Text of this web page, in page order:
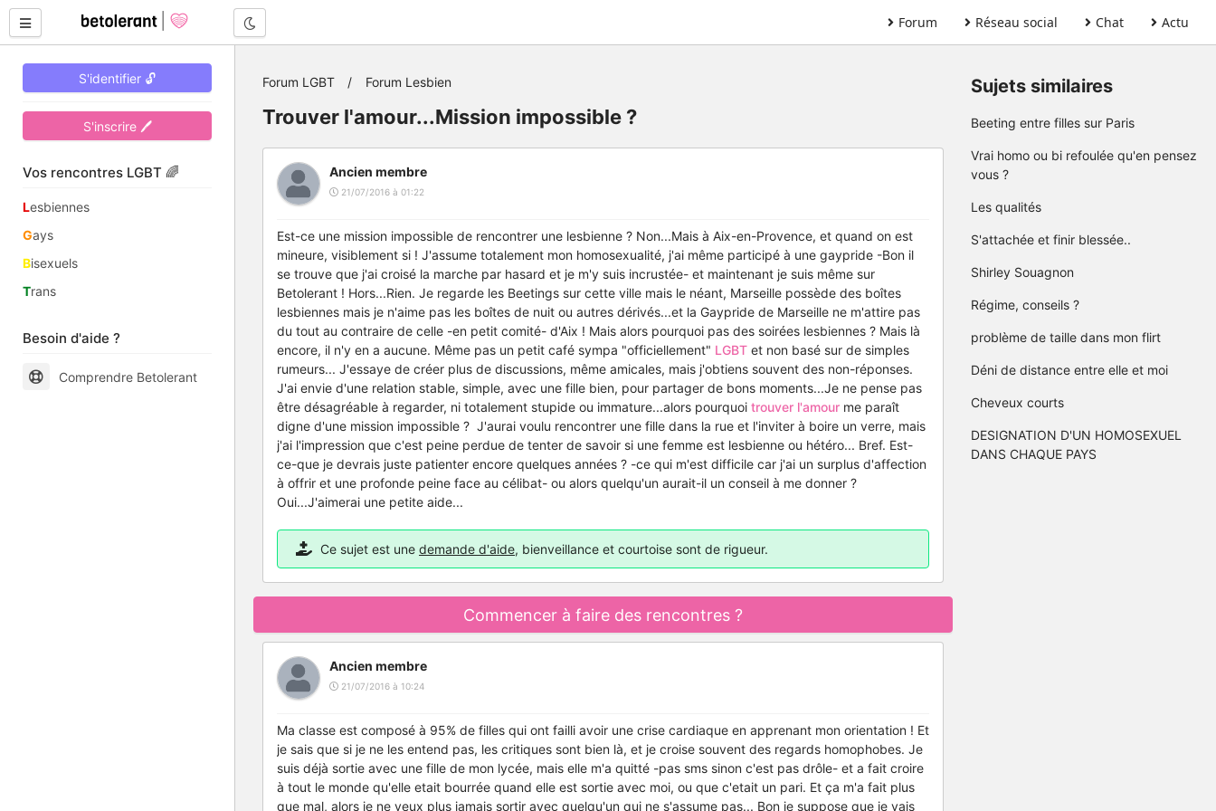
Forum Réseau social Chat Actu
S'identifier 🔓
S'inscrire 🖊
Vos rencontres LGBT 🌈
Lesbiennes
Gays
Bisexuels
Trans
Besoin d'aide ?
Comprendre Betolerant
Forum LGBT Forum Lesbien
Trouver l'amour...Mission impossible ?
Ancien membre
21/07/2016 à 01:22
Est-ce une mission impossible de rencontrer une lesbienne ? Non...Mais à Aix-en-Provence, et quand on est
mineure, visiblement si ! J'assume totalement mon homosexualité, j'ai même participé à une gaypride -Bon il
se trouve que j'ai croisé la marche par hasard et je m'y suis incrustée- et maintenant je suis même sur
Betolerant ! Hors...Rien. Je regarde les Beetings sur cette ville mais le néant, Marseille possède des boîtes
lesbiennes mais je n'aime pas les boîtes de nuit ou autres dérivés...et la Gaypride de Marseille ne m'attire pas
du tout au contraire de celle -en petit comité- d'Aix ! Mais alors pourquoi pas des soirées lesbiennes ? Mais là
encore, il n'y en a aucune. Même pas un petit café sympa "officiellement" LGBT et non basé sur de simples
rumeurs... J'essaye de créer plus de discussions, même amicales, mais j'obtiens souvent des non-réponses.
J'ai envie d'une relation stable, simple, avec une fille bien, pour partager de bons moments...Je ne pense pas
être désagréable à regarder, ni totalement stupide ou immature...alors pourquoi trouver l'amour me paraît
digne d'une mission impossible ? J'aurai voulu rencontrer une fille dans la rue et l'inviter à boire un verre, mais
j'ai l'impression que c'est peine perdue de tenter de savoir si une femme est lesbienne ou hétéro... Bref. Est-
ce-que je devrais juste patienter encore quelques années ? -ce qui m'est difficile car j'ai un surplus d'affection
à offrir et une profonde peine face au célibat- ou alors quelqu'un aurait-il un conseil à me donner ?
Oui...J'aimerai une petite aide...
Ce sujet est une demande d'aide, bienveillance et courtoise sont de rigueur.
Commencer à faire des rencontres ?
Ancien membre
21/07/2016 à 10:24
Ma classe est composé à 95% de filles qui ont failli avoir une crise cardiaque en apprenant mon orientation ! Et
je sais que si je ne les entend pas, les critiques sont bien là, et je croise souvent des regards homophobes. Je
suis déjà sortie avec une fille de mon lycée, mais elle m'a quitté -pas sms sinon c'est pas drôle- et a fait croire
à tout le monde qu'elle etait bourrée quand elle est sortie avec moi, ou que c'etait un pari. Et ça m'a fait plus
que mal, alors je ne veux plus jamais sortir avec quelqu'un qui ne s'assume pas... Bon je suppose que je vais
Sujets similaires
Beeting entre filles sur Paris
Vrai homo ou bi refoulée qu'en pensez
vous ?
Les qualités
S'attachée et finir blessée..
Shirley Souagnon
Régime, conseils ?
problème de taille dans mon flirt
Déni de distance entre elle et moi
Cheveux courts
DESIGNATION D'UN HOMOSEXUEL
DANS CHAQUE PAYS